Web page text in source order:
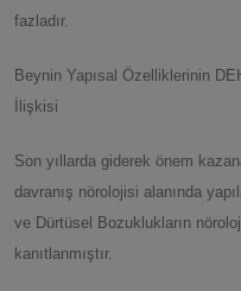
fazladır.
Beynin Yapısal Özelliklerinin
İlişkisi
Son yıllarda giderek önem
davranış nörolojisi alanında
ve Dürtüsel Bozuklukların
kanıtlanmıştır.